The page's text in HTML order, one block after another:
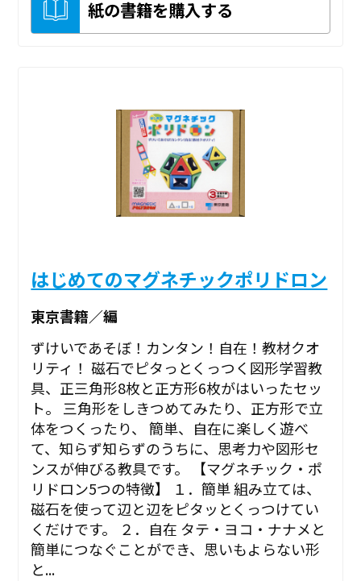
紙の書籍を購入する
はじめてのマグネチックポリドロン
東京書籍／編
ずけいであそぼ！カンタン！自在！教材クオ
リティ！ 磁石でピタっとくっつく図形学習教
具、正三角形8枚と正方形6枚がはいったセッ
ト。 三角形をしきつめてみたり、正方形で立
体をつくったり、 簡単、自在に楽しく遊べ
て、知らず知らずのうちに、思考力や図形セ
ンスが伸びる教具です。 【マグネチック・ポ
リドロン5つの特徴】 １．簡単 組み立ては、
磁石を使って辺と辺をピタッとくっつけてい
くだけです。 ２．自在 タテ・ヨコ・ナナメと
簡単につなぐことができ、思いもよらない形
と...